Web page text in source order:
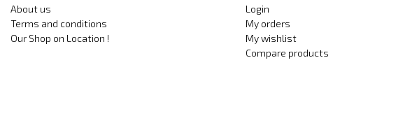
About us
Terms and conditions
Our Shop on Location !
Login
My orders
My wishlist
Compare products